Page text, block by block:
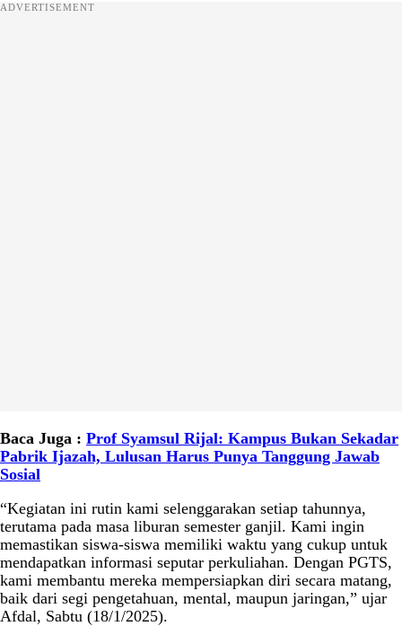
ADVERTISEMENT
Baca Juga : Prof Syamsul Rijal: Kampus Bukan Sekadar
Pabrik Ijazah, Lulusan Harus Punya Tanggung Jawab
Sosial
“Kegiatan ini rutin kami selenggarakan setiap tahunnya,
terutama pada masa liburan semester ganjil. Kami ingin
memastikan siswa-siswa memiliki waktu yang cukup untuk
mendapatkan informasi seputar perkuliahan. Dengan PGTS,
kami membantu mereka mempersiapkan diri secara matang,
baik dari segi pengetahuan, mental, maupun jaringan,” ujar
Afdal, Sabtu (18/1/2025).